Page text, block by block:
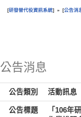
[研發替代役資訊系統] » [公告消
公告消息
公告類別 活動訊息
公告標題
「106年